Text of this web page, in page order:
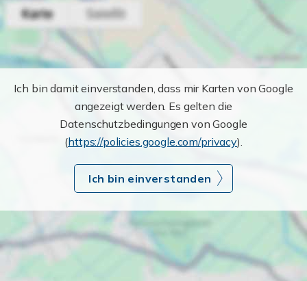
Ich bin damit einverstanden, dass mir Karten von Google
angezeigt werden. Es gelten die
Datenschutzbedingungen von Google
(https://policies.google.com/privacy).
Ich bin einverstanden